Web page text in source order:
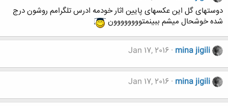
دوستهای گل این عکسهای پایین اثار خودمه ادرس تلگرامم روشون درج
شده خوشحال میشم ببینمتوووووووون
mina jigili
Jan 17, 2016
mina jigili
Jan 17, 2016